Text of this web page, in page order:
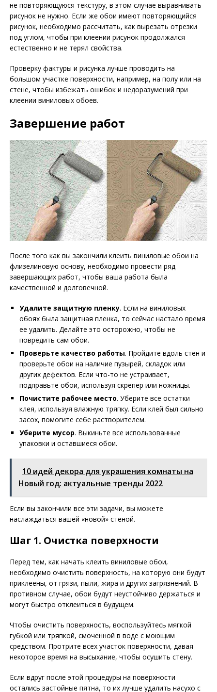
не повторяющуюся текстуру, в этом случае выравнивать
рисунок не нужно. Если же обои имеют повторяющийся
рисунок, необходимо рассчитать, как вырезать отрезки
под углом, чтобы при клеении рисунок продолжался
естественно и не терял свойства.
Проверку фактуры и рисунка лучше проводить на
большом участке поверхности, например, на полу или на
стене, чтобы избежать ошибок и недоразумений при
клеении виниловых обоев.
Завершение работ
После того как вы закончили клеить виниловые обои на
флизелиновую основу, необходимо провести ряд
завершающих работ, чтобы ваша работа была
качественной и долговечной.
Удалите защитную пленку. Если на виниловых
обоях была защитная пленка, то сейчас настало время
ее удалить. Делайте это осторожно, чтобы не
повредить сам обои.
Проверьте качество работы. Пройдите вдоль стен и
проверьте обои на наличие пузырей, складок или
других дефектов. Если что-то не устраивает,
подправьте обои, используя скрепер или ножницы.
Почистите рабочее место. Уберите все остатки
клея, используя влажную тряпку. Если клей был сильно
засох, помогите себе растворителем.
Уберите мусор. Выкиньте все использованные
упаковки и оставшиеся обои.
10 идей декора для украшения комнаты на
Новый год: актуальные тренды 2022
Если вы закончили все эти задачи, вы можете
наслаждаться вашей «новой» стеной.
Шаг 1. Очистка поверхности
Перед тем, как начать клеить виниловые обои,
необходимо очистить поверхность, на которую они будут
приклеены, от грязи, пыли, жира и других загрязнений. В
противном случае, обои будут неустойчиво держаться и
могут быстро отклеиться в будущем.
Чтобы очистить поверхность, воспользуйтесь мягкой
губкой или тряпкой, смоченной в воде с моющим
средством. Протрите всех участок поверхности, давая
некоторое время на высыхание, чтобы осушить стену.
Если вдруг после этой процедуры на поверхности
остались застойные пятна, то их лучше удалить насухо с